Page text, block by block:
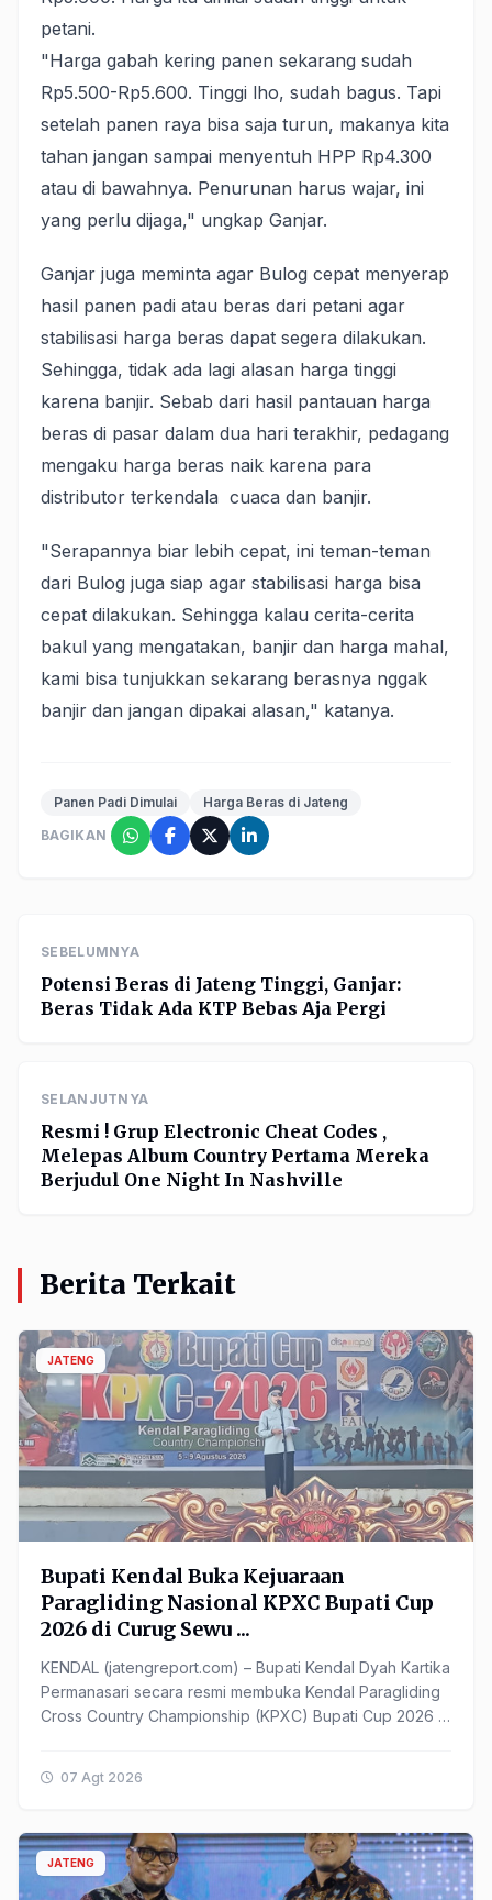
petani.
"Harga gabah kering panen sekarang sudah
Rp5.500-Rp5.600. Tinggi lho, sudah bagus. Tapi
setelah panen raya bisa saja turun, makanya kita
tahan jangan sampai menyentuh HPP Rp4.300
atau di bawahnya. Penurunan harus wajar, ini
yang perlu dijaga," ungkap Ganjar.
Ganjar juga meminta agar Bulog cepat menyerap
hasil panen padi atau beras dari petani agar
stabilisasi harga beras dapat segera dilakukan.
Sehingga, tidak ada lagi alasan harga tinggi
karena banjir. Sebab dari hasil pantauan harga
beras di pasar dalam dua hari terakhir, pedagang
mengaku harga beras naik karena para
distributor terkendala cuaca dan banjir.
"Serapannya biar lebih cepat, ini teman-teman
dari Bulog juga siap agar stabilisasi harga bisa
cepat dilakukan. Sehingga kalau cerita-cerita
bakul yang mengatakan, banjir dan harga mahal,
kami bisa tunjukkan sekarang berasnya nggak
banjir dan jangan dipakai alasan," katanya.
Panen Padi Dimulai
Harga Beras di Jateng
BAGIKAN
SEBELUMNYA
Potensi Beras di Jateng Tinggi, Ganjar:
Beras Tidak Ada KTP Bebas Aja Pergi
SELANJUTNYA
Resmi ! Grup Electronic Cheat Codes ,
Melepas Album Country Pertama Mereka
Berjudul One Night In Nashville
Berita Terkait
JATENG
Bupati Kendal Buka Kejuaraan
Paragliding Nasional KPXC Bupati Cup
2026 di Curug Sewu ...
KENDAL (jatengreport.com) – Bupati Kendal Dyah Kartika
Permanasari secara resmi membuka Kendal Paragliding
Cross Country Championship (KPXC) Bupati Cup 2026 di
07 Agt 2026
JATENG